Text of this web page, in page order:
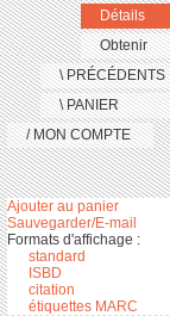
Détails
Obtenir
\ PRÉCÉDENTS
\ PANIER
/ MON COMPTE
Ajouter au panier
Sauvegarder/E-mail
Formats d'affichage :
standard
ISBD
citation
étiquettes MARC